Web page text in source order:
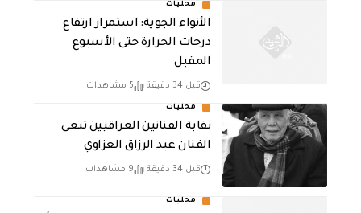
محليات
الأنواء الجوية: استمرار ارتفاع
درجات الحرارة حتى الأسبوع
المقبل
قبل 34 دقيقة 5 مشاهدات
محليات
نقابة الفنانين العراقيين تنعى
الفنان عبد الرزاق العزاوي
قبل 34 دقيقة 9 مشاهدات
محليات